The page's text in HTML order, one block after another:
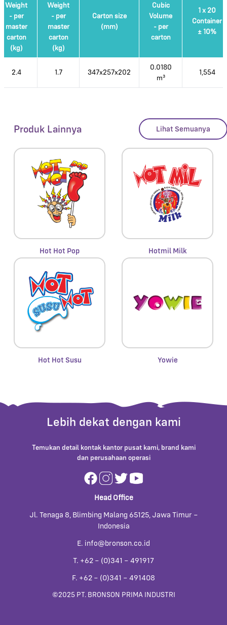
Weight
- per
master
carton
(kg)
Weight
- per
master
carton
(kg)
Carton size
(mm)
Cubic
Volume
- per
carton
1 x 20
Container
± 10%
2.4 1.7 347x257x202
0.0180
m³
1,554
Produk Lainnya Lihat Semuanya
Hot Hot Pop Hotmil Milk
Hot Hot Susu Yowie
Lebih dekat dengan kami
Temukan detail kontak kantor pusat kami, brand kami
dan perusahaan operasi
Head Office
Jl. Tenaga 8, Blimbing Malang 65125, Jawa Timur –
Indonesia
E. info@bronson.co.id
T. +62 – (0)341 – 491917
F. +62 – (0)341 – 491408
©2025 PT. BRONSON PRIMA INDUSTRI